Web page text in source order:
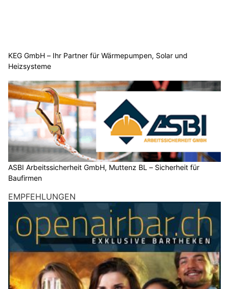
KEG GmbH – Ihr Partner für Wärmepumpen, Solar und
Heizsysteme
ASBI Arbeitssicherheit GmbH, Muttenz BL – Sicherheit für
Baufirmen
EMPFEHLUNGEN